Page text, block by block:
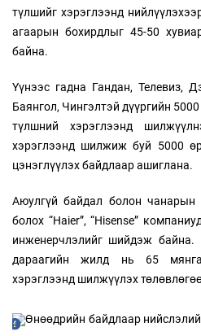
түлшийг хэрэглээнд
агаарын бохирдлыг 45-50
байна.
Үүнээс гадна Гандан, Телевиз,
Баянгол, Чингэлтэй дүүргийн
түлшний хэрэглээнд
хэрэглээнд шилжиж буй 5000
цэнэглүүлэх байдлаар ашиглана.
Аюулгүй байдал болон чанарын
болох “Haier”, “Hisense”
инженерчлэлийг шийдэж
дараагийн жилд нь 65
хэрэглээнд шилжүүлэх
Өнөөдрийн байдлаар